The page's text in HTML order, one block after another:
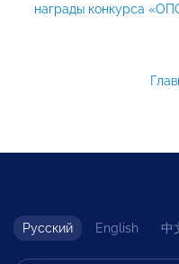
награды конкурса
Русский English 中